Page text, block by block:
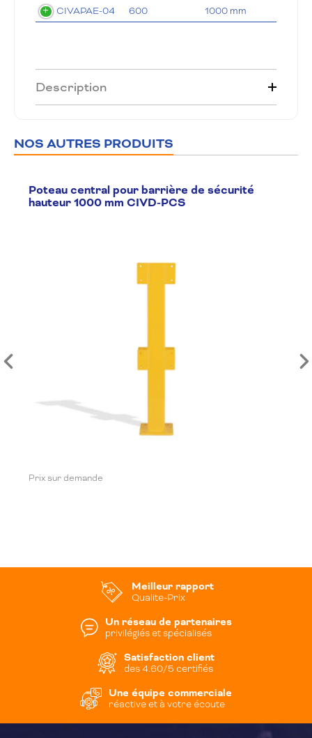
CIVAPAE-04 600 1000 mm
Description
NOS AUTRES PRODUITS
Poteau central pour barrière de sécurité
hauteur 1000 mm CIVD-PCS
Prix sur demande
Meilleur rapport
Qualite-Prix
Un réseau de partenaires
privilégiés et spécialisés
Satisfaction client
des 4.60/5 certifiés
Une équipe commerciale
réactive et à votre écoute